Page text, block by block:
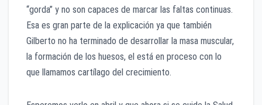
“gorda” y no son capaces de marcar las faltas continuas.
Esa es gran parte de la explicación ya que también
Gilberto no ha terminado de desarrollar la masa muscular,
la formación de los huesos, el está en proceso con lo
que llamamos cartílago del crecimiento.